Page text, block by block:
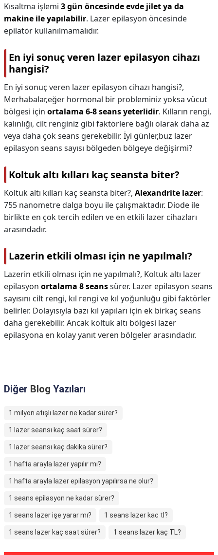
Kısaltma işlemi 3 gün öncesinde evde jilet ya da
makine ile yapılabilir. Lazer epilasyon öncesinde
epilatör kullanılmamalıdır.
En iyi sonuç veren lazer epilasyon cihazı
hangisi?
En iyi sonuç veren lazer epilasyon cihazı hangisi?,
Merhabalar,eğer hormonal bir probleminiz yoksa vücut
bölgesi için ortalama 6-8 seans yeterlidir. Kılların rengi,
kalınlığı, cilt renginiz gibi faktörlere bağlı olarak daha az
veya daha çok seans gerekebilir. İyi günler,buz lazer
epilasyon seans sayısı bölgeden bölgeye değişirmi?
Koltuk altı kılları kaç seansta biter?
Koltuk altı kılları kaç seansta biter?, Alexandrite lazer:
755 nanometre dalga boyu ile çalışmaktadır. Diode ile
birlikte en çok tercih edilen ve en etkili lazer cihazları
arasındadır.
Lazerin etkili olması için ne yapılmalı?
Lazerin etkili olması için ne yapılmalı?, Koltuk altı lazer
epilasyon ortalama 8 seanssürer. Lazer epilasyon seans
sayısını cilt rengi, kıl rengi ve kıl yoğunluğu gibi faktörler
belirler. Dolayısıyla bazı kıl yapıları için ek birkaç seans
daha gerekebilir. Ancak koltuk altı bölgesi lazer
epilasyona en kolay yanıt veren bölgeler arasındadır.
Diğer Blog Yazıları
1 milyon atışlı lazer ne kadar sürer?
1 lazer seansı kaç saat sürer?
1 lazer seansı kaç dakika sürer?
1 hafta arayla lazer yapılır mı?
1 hafta arayla lazer epilasyon yapılırsa ne olur?
1 seans epilasyon ne kadar sürer?
1 seans lazer işe yarar mı? 1 seans lazer kac tl?
1 seans lazer kaç saat sürer? 1 seans lazer kaç TL?